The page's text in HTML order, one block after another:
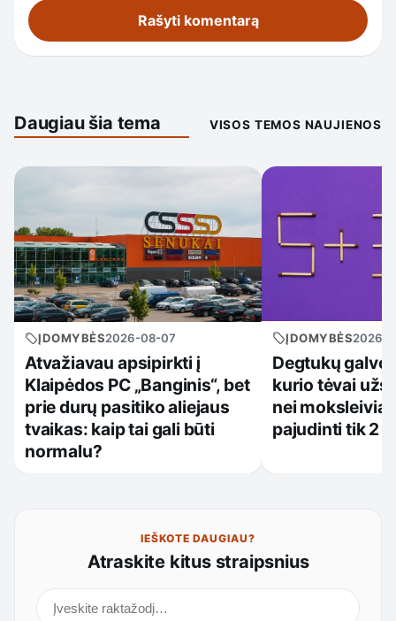
Daugiau šia tema VISOS TEMOS NAUJIENOS
ĮDOMYBĖS2026-08-07
Atvažiavau apsipirkti į
Klaipėdos PC „Banginis“, bet
prie durų pasitiko aliejaus
tvaikas: kaip tai gali būti
normalu?
ĮDOMYBĖS2026-
Degtukų
kurio tėvai
nei
pajudinti tik 2
IEŠKOTE DAUGIAU?
Atraskite kitus straipsnius